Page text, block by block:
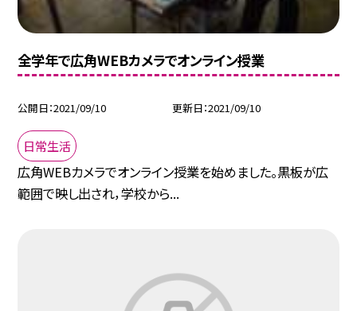
全学年で広角WEBカメラでオンライン授業
公開日 2021/09/10 更新日 2021/09/10
日常生活
広角WEBカメラでオンライン授業を始めました。黒板が広
範囲で映し出され，学校から...